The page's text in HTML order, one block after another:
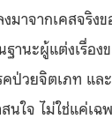
มาจากเคสจริง
านะผู้แต่งเรื่อง
ป่วยจิตเภท แล
นใจ ไม่ใช่แค่เฉ